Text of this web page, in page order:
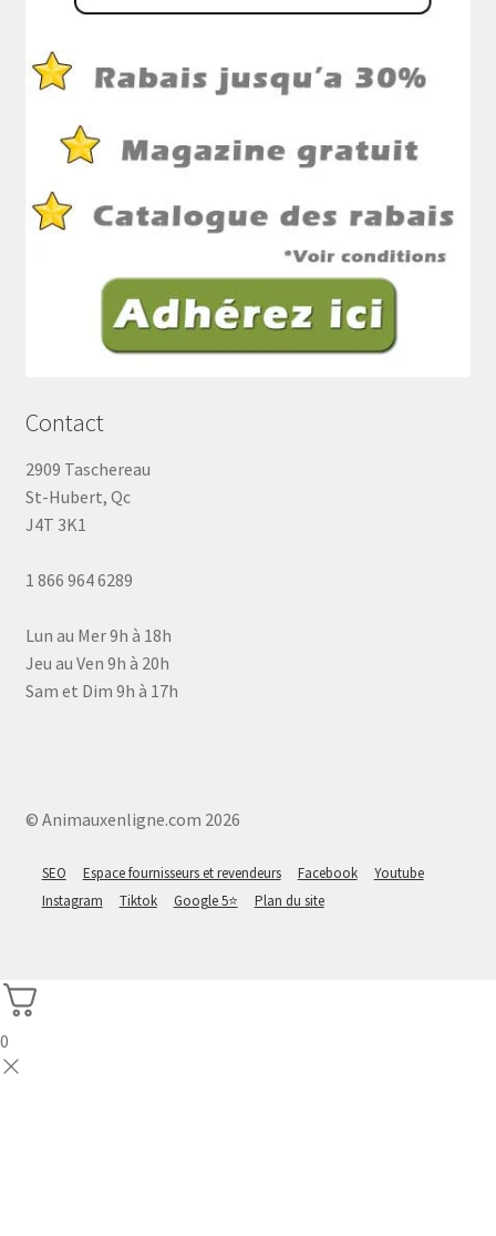
Contact
2909 Taschereau
St-Hubert, Qc
J4T 3K1
1 866 964 6289
Lun au Mer 9h à 18h
Jeu au Ven 9h à 20h
Sam et Dim 9h à 17h
© Animauxenligne.com 2026
SEO Espace fournisseurs et revendeurs Facebook
Youtube
Instagram
Tiktok Google 5⭐ Plan du site
0